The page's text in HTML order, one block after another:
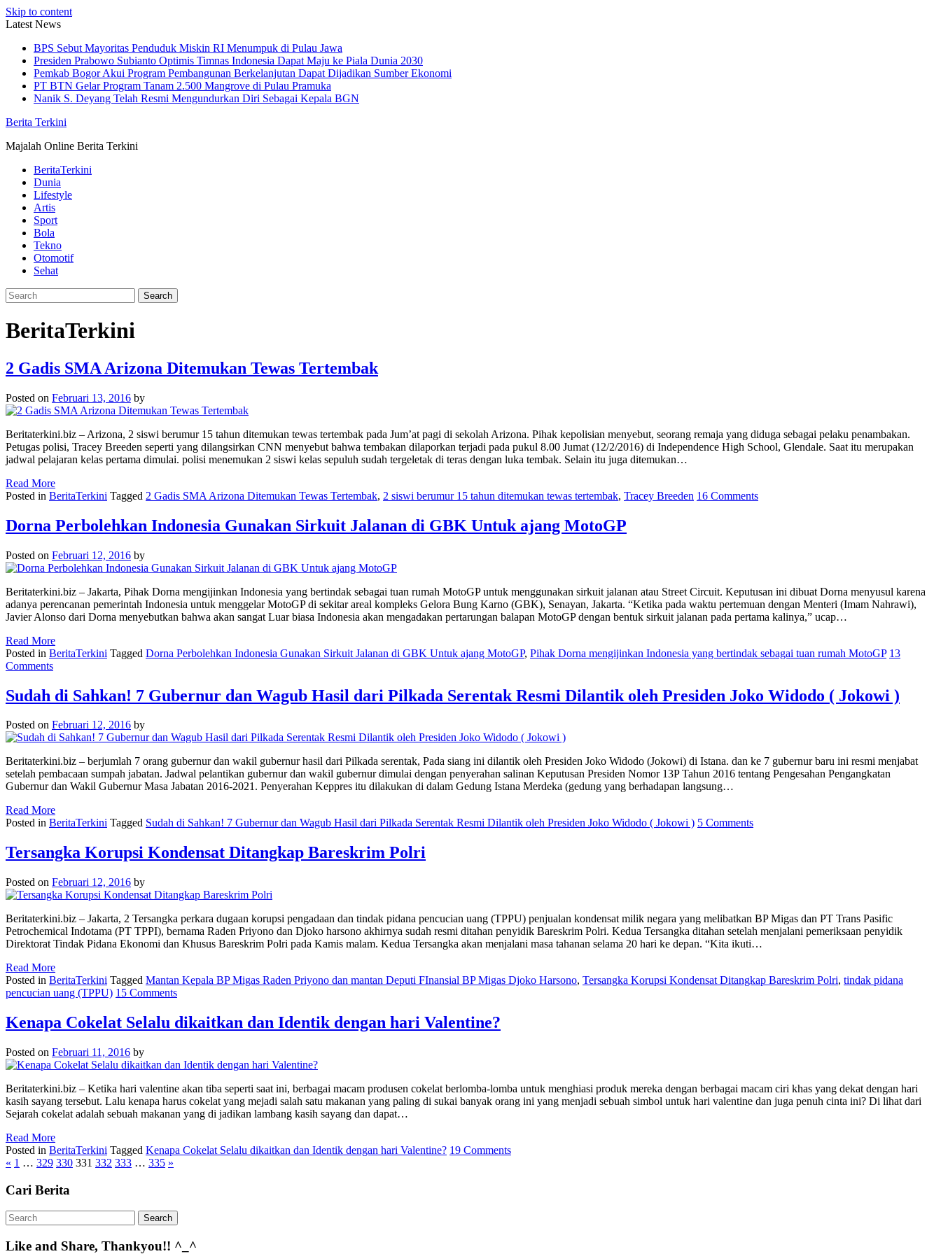
Skip to content
Latest News
BPS Sebut Mayoritas Penduduk Miskin RI Menumpuk di Pulau Jawa
Presiden Prabowo Subianto Optimis Timnas Indonesia Dapat Maju ke Piala Dunia 2030
Pemkab Bogor Akui Program Pembangunan Berkelanjutan Dapat Dijadikan Sumber Ekonomi
PT BTN Gelar Program Tanam 2.500 Mangrove di Pulau Pramuka
Nanik S. Deyang Telah Resmi Mengundurkan Diri Sebagai Kepala BGN
Berita Terkini
Majalah Online Berita Terkini
BeritaTerkini
Dunia
Lifestyle
Artis
Sport
Bola
Tekno
Otomotif
Sehat
BeritaTerkini
2 Gadis SMA Arizona Ditemukan Tewas Tertembak
Posted on Februari 13, 2016 by
Beritaterkini.biz – Arizona, 2 siswi berumur 15 tahun ditemukan tewas tertembak pada Jum’at pagi di sekolah Arizona. Pihak kepolisian menyebut, seorang remaja yang diduga sebagai pelaku penambakan.
Petugas polisi, Tracey Breeden seperti yang dilangsirkan CNN menyebut bahwa tembakan dilaporkan terjadi pada pukul 8.00 Jumat (12/2/2016) di Independence High School, Glendale. Saat itu merupakan
jadwal pelajaran kelas pertama dimulai. polisi menemukan 2 siswi kelas sepuluh sudah tergeletak di teras dengan luka tembak. Selain itu juga ditemukan…
Read More
Posted in BeritaTerkini Tagged 2 Gadis SMA Arizona Ditemukan Tewas Tertembak, 2 siswi berumur 15 tahun ditemukan tewas tertembak, Tracey Breeden 16 Comments
Dorna Perbolehkan Indonesia Gunakan Sirkuit Jalanan di GBK Untuk ajang MotoGP
Posted on Februari 12, 2016 by
Beritaterkini.biz – Jakarta, Pihak Dorna mengijinkan Indonesia yang bertindak sebagai tuan rumah MotoGP untuk menggunakan sirkuit jalanan atau Street Circuit. Keputusan ini dibuat Dorna menyusul karena
adanya perencanan pemerintah Indonesia untuk menggelar MotoGP di sekitar areal kompleks Gelora Bung Karno (GBK), Senayan, Jakarta. “Ketika pada waktu pertemuan dengan Menteri (Imam Nahrawi),
Javier Alonso dari Dorna menyebutkan bahwa akan sangat Luar biasa Indonesia akan mengadakan pertarungan balapan MotoGP dengan bentuk sirkuit jalanan pada pertama kalinya,” ucap…
Read More
Posted in BeritaTerkini Tagged Dorna Perbolehkan Indonesia Gunakan Sirkuit Jalanan di GBK Untuk ajang MotoGP, Pihak Dorna mengijinkan Indonesia yang bertindak sebagai tuan rumah MotoGP 13
Comments
Sudah di Sahkan! 7 Gubernur dan Wagub Hasil dari Pilkada Serentak Resmi Dilantik oleh Presiden Joko Widodo ( Jokowi )
Posted on Februari 12, 2016 by
Beritaterkini.biz – berjumlah 7 orang gubernur dan wakil gubernur hasil dari Pilkada serentak, Pada siang ini dilantik oleh Presiden Joko Widodo (Jokowi) di Istana. dan ke 7 gubernur baru ini resmi menjabat
setelah pembacaan sumpah jabatan. Jadwal pelantikan gubernur dan wakil gubernur dimulai dengan penyerahan salinan Keputusan Presiden Nomor 13P Tahun 2016 tentang Pengesahan Pengangkatan
Gubernur dan Wakil Gubernur Masa Jabatan 2016-2021. Penyerahan Keppres itu dilakukan di dalam Gedung Istana Merdeka (gedung yang berhadapan langsung…
Read More
Posted in BeritaTerkini Tagged Sudah di Sahkan! 7 Gubernur dan Wagub Hasil dari Pilkada Serentak Resmi Dilantik oleh Presiden Joko Widodo ( Jokowi ) 5 Comments
Tersangka Korupsi Kondensat Ditangkap Bareskrim Polri
Posted on Februari 12, 2016 by
Beritaterkini.biz – Jakarta, 2 Tersangka perkara dugaan korupsi pengadaan dan tindak pidana pencucian uang (TPPU) penjualan kondensat milik negara yang melibatkan BP Migas dan PT Trans Pasific
Petrochemical Indotama (PT TPPI), bernama Raden Priyono dan Djoko harsono akhirnya sudah resmi ditahan penyidik Bareskrim Polri. Kedua Tersangka ditahan setelah menjalani pemeriksaan penyidik
Direktorat Tindak Pidana Ekonomi dan Khusus Bareskrim Polri pada Kamis malam. Kedua Tersangka akan menjalani masa tahanan selama 20 hari ke depan. “Kita ikuti…
Read More
Posted in BeritaTerkini Tagged Mantan Kepala BP Migas Raden Priyono dan mantan Deputi FInansial BP Migas Djoko Harsono, Tersangka Korupsi Kondensat Ditangkap Bareskrim Polri, tindak pidana
pencucian uang (TPPU) 15 Comments
Kenapa Cokelat Selalu dikaitkan dan Identik dengan hari Valentine?
Posted on Februari 11, 2016 by
Beritaterkini.biz – Ketika hari valentine akan tiba seperti saat ini, berbagai macam produsen cokelat berlomba-lomba untuk menghiasi produk mereka dengan berbagai macam ciri khas yang dekat dengan hari
kasih sayang tersebut. Lalu kenapa harus cokelat yang mejadi salah satu makanan yang paling di sukai banyak orang ini yang menjadi sebuah simbol untuk hari valentine dan juga penuh cinta ini? Di lihat dari
Sejarah cokelat adalah sebuah makanan yang di jadikan lambang kasih sayang dan dapat…
Read More
Posted in BeritaTerkini Tagged Kenapa Cokelat Selalu dikaitkan dan Identik dengan hari Valentine? 19 Comments
« 1 … 329 330 331 332 333 … 335 »
Cari Berita
Like and Share, Thankyou!! ^_^